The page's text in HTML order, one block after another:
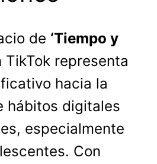
de ‘Tiempo y
TikTok representa
hacia la
hábitos digitales
especialmente
Con